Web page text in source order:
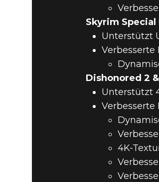
Fallout 4 29. November
DIE
FÜR
Skyrim
Unterstützt
Verbesserte
Dishonored 2
Unterstützt
Verbesserte
4K-